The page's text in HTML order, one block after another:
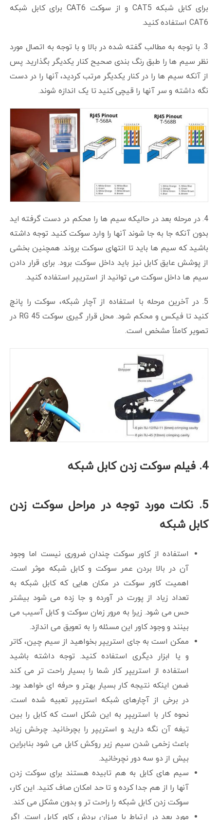
برای کابل شبکه CAT5 و از سوکت CAT6 برای کابل شبکه
CAT6 استفاده کنید.
3. با توجه به مطالب گفته شده در بالا و با توجه به اتصال مورد
نظر سیم ها را طبق رنگ بندی صحیح کنار یکدیگر بگذارید. پس
از آنکه سیم ها را در کنار یکدیگر مرتب کردید، آنها را در دست
نگه داشته و سر آنها را قیچی کنید تا یک اندازه شوند.
4. در مرحله بعد در حالیکه سیم ها را محکم در دست گرفته اید
بدون آنکه جا به جا شوند آنها را وارد سوکت کنید. توجه داشته
باشید که سیم ها باید تا انتهای سوکت بروند. همچنین بخشی
از پوشش عایق کابل نیز باید داخل سوکت برود. برای قرار دادن
سیم ها داخل سوکت می توانید از استریپر استفاده کنید.
5. در آخرین مرحله با استفاده از آچار شبکه، سوکت را پانچ
کنید تا فیکس و محکم شود. محل قرار گیری سوکت RG 45 در
تصویر کاملاً مشخص است.
4. فیلم سوکت زدن کابل شبکه
5. نکات مورد توجه در مراحل سوکت زدن
کابل شبکه
استفاده از کاور سوکت چندان ضروری نیست اما وجود
آن در بالا بردن عمر سوکت و کابل شبکه موثر است.
اهمیت کاور سوکت در مکان هایی که کابل شبکه به
تعداد زیاد از پورت در آورده و جا زده می شود بیشتر
حس می شود. زیرا به مرور زمان سوکت و کابل آسیب می
بینند و وجود کاور این مسئله را به تعویق می اندازد.
ممکن است به جای استریپر بخواهید از سیم چین، کاتر
و یا ابزار دیگری استفاده کنید. توجه داشته باشید
استفاده از استریپر کار شما را بسیار راحت تر می کند
ضمن اینکه نتیجه کار بسیار بهتر و حرفه ای خواهد بود.
در برخی از آچارهای شبکه استریپر تعبیه شده است.
نحوه کار با استریپر به این شکل است که کابل را بین
تیغه آن نگه دارید و استریپر را بچرخانید. چرخش زیاد
باعث زخمی شدن سیم زیر روکش کابل می شود بنابراین
بیش از دو سه دور نچرخانید.
سیم های کابل به هم تابیده هستند برای سوکت زدن
آنها را از هم جدا کرده و تا حد امکان صاف کنید. این کار،
سوکت زدن کابل شبکه را راحت تر و بدون مشکل می کند.
مورد بعد در ارتباط با میزان بردش کاور کابل است. اگر